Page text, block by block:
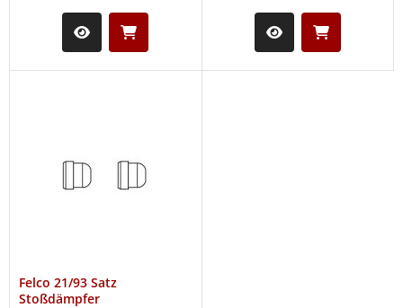
Felco 21/93 Satz
Stoßdämpfer